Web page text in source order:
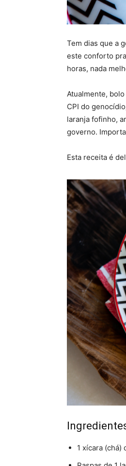
Tem dias que a
este conforto
horas, nada
Atualmente,
CPI do
laranja fofinho,
governo.
Esta receita é
1 xícara (chá)